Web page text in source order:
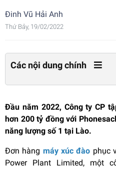
Đinh Vũ Hải Anh
Thứ Bảy, 19/02/2022
Các nội dung chính
Đầu năm 2022, Công ty CP
hơn 200 tỷ đồng với
năng lượng số 1 tại Lào.
Đơn hàng máy xúc đào phục
Power Plant Limited, một